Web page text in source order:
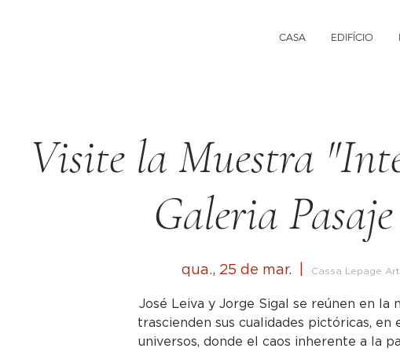
CASA EDIFÍCIO
Visite la Muestra
Galeria
qua., 25 de mar.
  |
Cassa Lepage
José Leiva y Jorge Sigal se reúnen en la
trascienden sus cualidades pictóricas,
universos, donde el caos inherente a la